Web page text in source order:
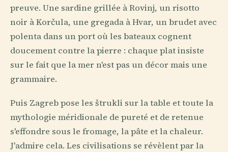
preuve. Une sardine grillée à Rovinj, un risotto
noir à Korčula, une gregada à Hvar, un brudet avec
polenta dans un port où les bateaux cognent
doucement contre la pierre : chaque plat insiste
sur le fait que la mer n'est pas un décor mais une
grammaire.
Puis Zagreb pose les štrukli sur la table et toute la
mythologie méridionale de pureté et de retenue
s'effondre sous le fromage, la pâte et la chaleur.
J'admire cela. Les civilisations se révèlent par la